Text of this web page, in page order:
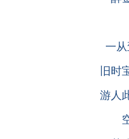
一
旧时
游人